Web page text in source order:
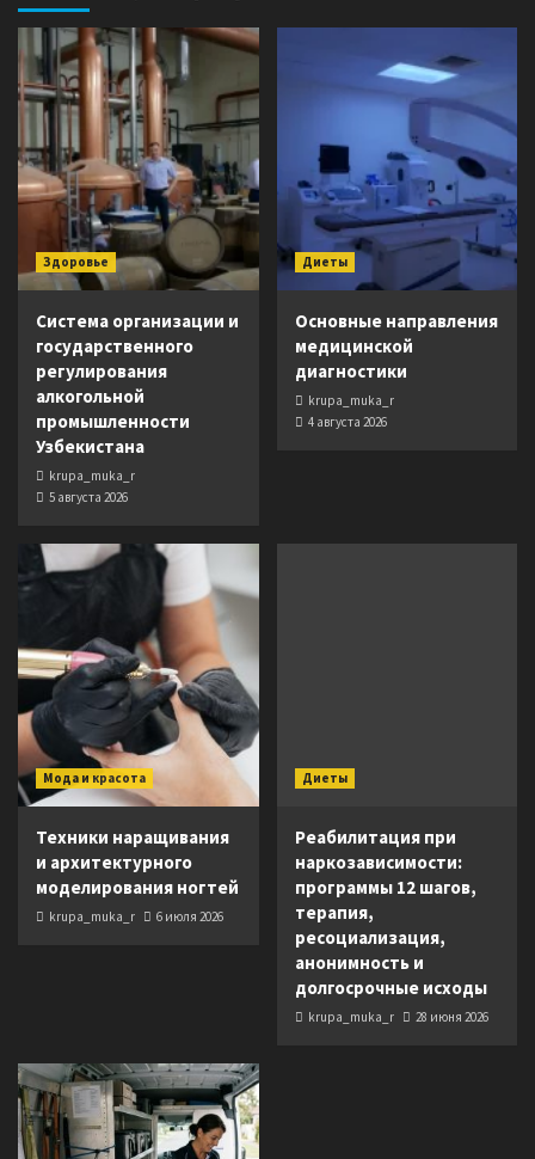
Здоровье
Система организации и
государственного
регулирования
алкогольной
промышленности
Узбекистана
krupa_muka_r
5 августа 2026
Диеты
Основные направления
медицинской
диагностики
krupa_muka_r
4 августа 2026
Мода и красота
Техники наращивания
и архитектурного
моделирования ногтей
krupa_muka_r 6 июля 2026
Диеты
Реабилитация при
наркозависимости:
программы 12 шагов,
терапия,
ресоциализация,
анонимность и
долгосрочные исходы
krupa_muka_r 28 июня 2026